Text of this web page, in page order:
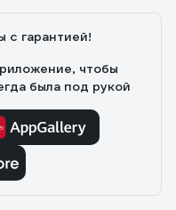
с гарантией!
чтобы
была под рукой